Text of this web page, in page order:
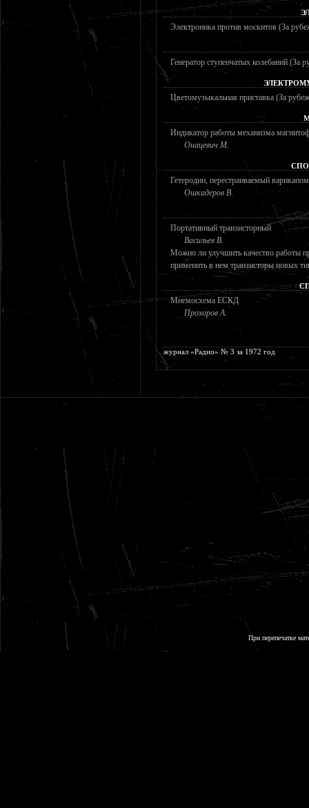
Электроника против москитов (За
Генератор ступенчатых колебаний (За
Цветомузыкальная приставка (За
Индикатор работы механизма
Онацевич М.
Гетеродин, перестраиваемый варикапом
Ошкадеров В.
Портативный транзисторный
Васильев В.
Можно ли улучшить качество работы
применить в нем транзисторы новых
Мнемосхема ЕСКД
Прохоров А.
журнал «Радио» № 3 за 1972 год
При перепечатке